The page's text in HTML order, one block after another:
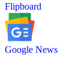
Flipboard
Google News